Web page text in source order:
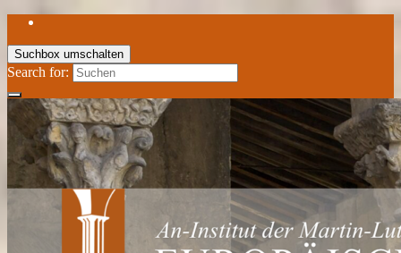
Suchbox umschalten
Search for: